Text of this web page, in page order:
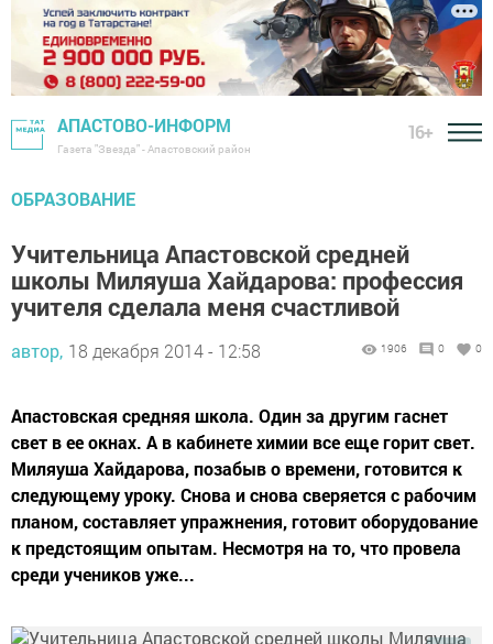
АПАСТОВО-ИНФОРМ
Газета "Звезда" - Апастовский район
16+
ОБРАЗОВАНИЕ
Учительница Апастовской средней
школы Миляуша Хайдарова: профессия
учителя сделала меня счастливой
автор, 18 декабря 2014 - 12:58 1906 0 0
Апастовская средняя школа. Один за другим гаснет
свет в ее окнах. А в кабинете химии все еще горит свет.
Миляуша Хайдарова, позабыв о времени, готовится к
следующему уроку. Снова и снова сверяется с рабочим
планом, составляет упражнения, готовит оборудование
к предстоящим опытам. Несмотря на то, что провела
среди учеников уже...